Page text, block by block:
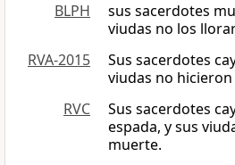
BLPH
sus sacerdotes
viudas no los
RVA-2015
Sus sacerdotes
viudas no
RVC
Sus sacerdotes
espada, y sus
muerte.